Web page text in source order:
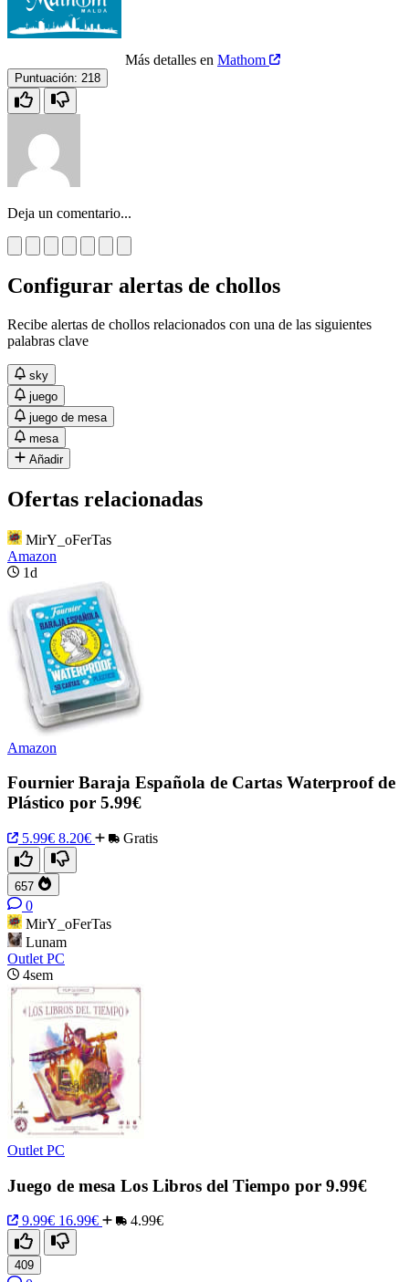
Más detalles en Mathom
Puntuación: 218
Deja un comentario...
Configurar alertas de chollos
Recibe alertas de chollos relacionados con una de las siguientes
palabras clave
sky
juego
juego de mesa
mesa
Añadir
Ofertas relacionadas
MirY_oFerTas
Amazon
1d
Amazon
Fournier Baraja Española de Cartas Waterproof de
Plástico por 5.99€
5.99€ 8.20€ Gratis
657
0
MirY_oFerTas
Lunam
Outlet PC
4sem
Outlet PC
Juego de mesa Los Libros del Tiempo por 9.99€
9.99€ 16.99€ 4.99€
409